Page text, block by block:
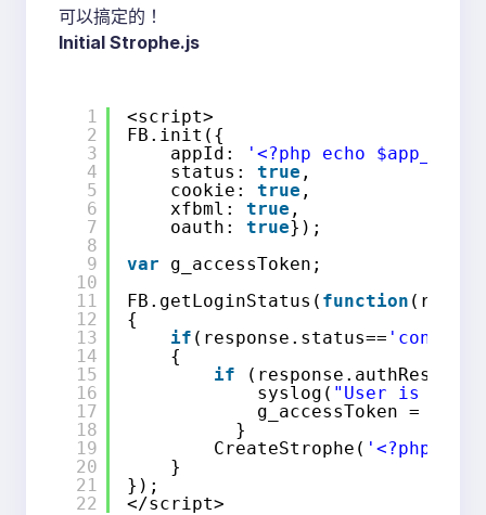
可以搞定的！
Initial Strophe.js
1
2
3
4
5
6
7
8
9
10
11
12
13
14
15
16
17
18
19
20
21
22
<script>
FB.init({
appId:
'<?php echo
status: true ,
cookie: true ,
xfbml: true ,
oauth: true});
var
g_accessToken;
FB.getLoginStatus( function
{
if (response.status==
{
if
syslog( "User is
g_accessToken =
}
CreateStrophe( '<?php
}
});
</script>